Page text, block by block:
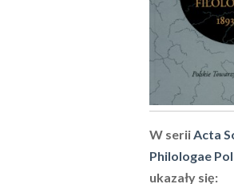
W seriiActa
Philologae
ukazały się: